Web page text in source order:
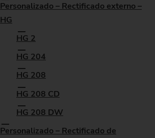
Personalizado – Rectificado externo –
HG
HG 2
HG 204
HG 208
HG 208 CD
HG 208 DW
Personalizado – Rectificado de